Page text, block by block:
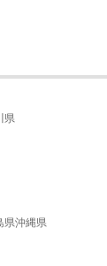
県
県沖縄県